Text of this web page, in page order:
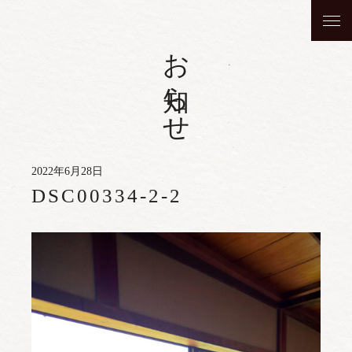
お知らせ
2022年6月28日
DSC00334-2-2